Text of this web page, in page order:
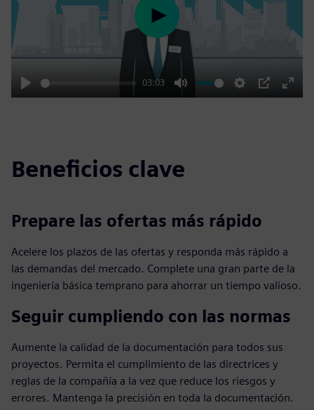
Play
03:03
Mute Settings
PIP
Enter
Play
Beneficios clave
Prepare las ofertas más rápido
Acelere los plazos de las ofertas y responda más rápido a
las demandas del mercado. Complete una gran parte de la
ingeniería básica temprano para ahorrar un tiempo valioso.
Seguir cumpliendo con las normas
Aumente la calidad de la documentación para todos sus
proyectos. Permita el cumplimiento de las directrices y
reglas de la compañía a la vez que reduce los riesgos y
errores. Mantenga la precisión en toda la documentación.